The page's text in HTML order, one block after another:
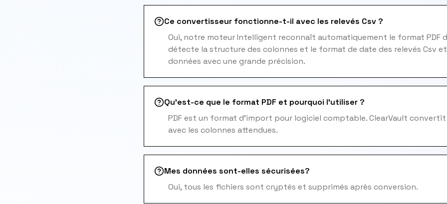
Ce convertisseur fonctionne-t-il avec les relevés Csv ?
Oui, notre moteur Intelligent reconnaît automatiquement le format PDF
détecte la structure des colonnes et le format de date des relevés Csv
données avec une grande précision.
Qu'est-ce que le format PDF et pourquoi l'utiliser ?
PDF est un format d'import pour logiciel comptable. ClearVault convertit
avec les colonnes attendues.
Mes données sont-elles sécurisées?
Oui, tous les fichiers sont cryptés et supprimés après conversion.